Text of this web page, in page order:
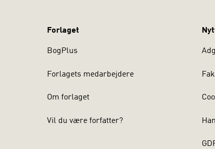
Forlaget
BogPlus
Forlagets medarbejdere
Om forlaget
Vil du være forfatter?